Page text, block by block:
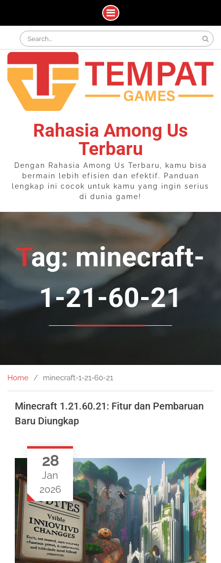
content
for:
Rahasia Among Us
Terbaru
Dengan Rahasia Among Us Terbaru, kamu bisa
bermain lebih efisien dan efektif. Panduan
lengkap ini cocok untuk kamu yang ingin serius
di dunia game!
Tag: minecraft-
1-21-60-21
Home minecraft-1-21-60-21
Minecraft 1.21.60.21: Fitur dan Pembaruan
Baru Diungkap
28
Jan
2026